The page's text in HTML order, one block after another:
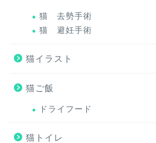
猫 去勢手術
猫 避妊手術
猫イラスト
猫ご飯
ドライフード
猫トイレ